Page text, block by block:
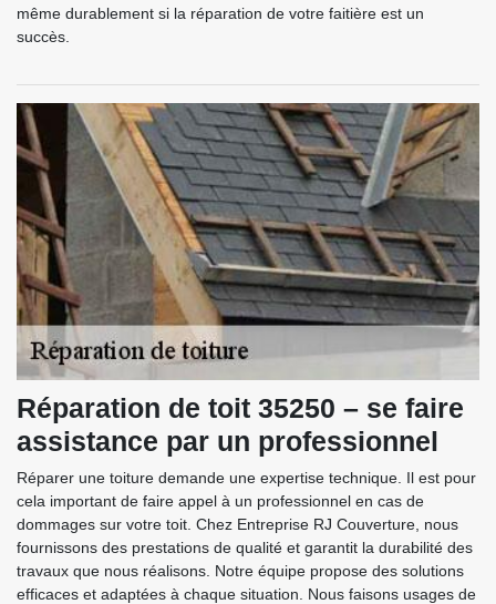
même durablement si la réparation de votre faitière est un
succès.
Réparation de toit 35250 – se faire
assistance par un professionnel
Réparer une toiture demande une expertise technique. Il est pour
cela important de faire appel à un professionnel en cas de
dommages sur votre toit. Chez Entreprise RJ Couverture, nous
fournissons des prestations de qualité et garantit la durabilité des
travaux que nous réalisons. Notre équipe propose des solutions
efficaces et adaptées à chaque situation. Nous faisons usages de